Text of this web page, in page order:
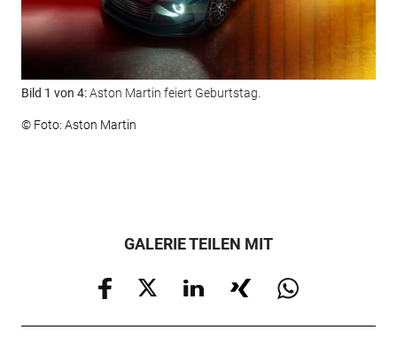
Bild 1 von 4:Aston Martin feiert Geburtstag.
© Foto: Aston Martin
GALERIE TEILEN MIT